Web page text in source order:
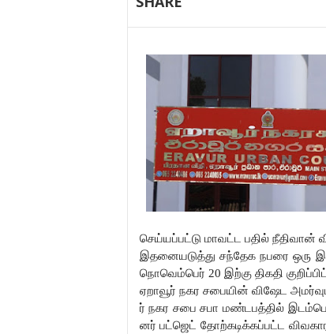
செய்யப்பட்டு மாவட்ட பதில் நீதிவான்
இதனையடுத்து சந்தேக நபரை ஒரு
நொவெம்பெர் 20 இற்கு திகதி
ஏறாவூர் நகர சபையின் விஷேட
ர் நகர சபை சபா மண்டபத்தில்
னர் பட்ஜெட் தோற்கடிக்கப்பட்ட